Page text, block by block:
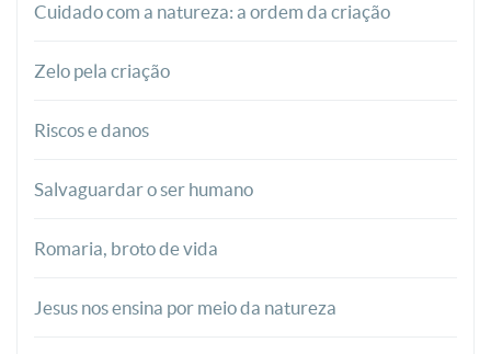
Cuidado com a natureza: a ordem da criação
Zelo pela criação
Riscos e danos
Salvaguardar o ser humano
Romaria, broto de vida
Jesus nos ensina por meio da natureza